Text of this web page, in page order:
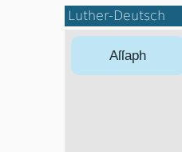
Luther-Deutsch
Aſſaph